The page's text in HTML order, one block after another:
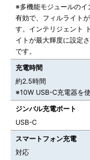
※多機能モジュールの
有効で、フィルライト
す。インテリジェント
イトが最大輝度に設定
です。
充電時間
約2.5時間
※10W USB-C充電器を
ジンバル充電ポート
USB-C
スマートフォン充電
対応